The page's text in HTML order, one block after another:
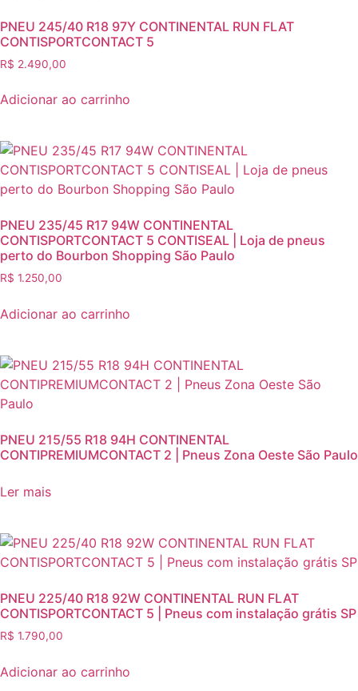
PNEU 245/40 R18 97Y CONTINENTAL RUN FLAT
CONTISPORTCONTACT 5
R$ 2.490,00
Adicionar ao carrinho
PNEU 235/45 R17 94W CONTINENTAL
CONTISPORTCONTACT 5 CONTISEAL | Loja de pneus
perto do Bourbon Shopping São Paulo
R$ 1.250,00
Adicionar ao carrinho
PNEU 215/55 R18 94H‎ CONTINENTAL
CONTIPREMIUMCONTACT 2 | Pneus Zona Oeste São Paulo
Ler mais
PNEU 225/40 R18 92W CONTINENTAL RUN FLAT
CONTISPORTCONTACT 5 | Pneus com instalação grátis SP
R$ 1.790,00
Adicionar ao carrinho